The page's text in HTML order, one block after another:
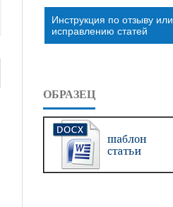
Инструкция по отзыву или
исправлению статей
ОБРАЗЕЦ